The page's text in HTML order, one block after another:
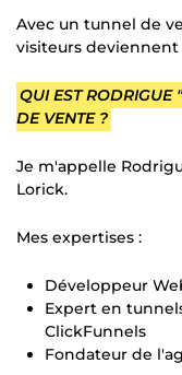
Avec un tunnel de
visiteurs
QUI EST RODRIGUE
DE VENTE ?
Je m'appelle
Lorick.
Mes expertises :
Développeur
Expert en
ClickFunnels
Fondateur de